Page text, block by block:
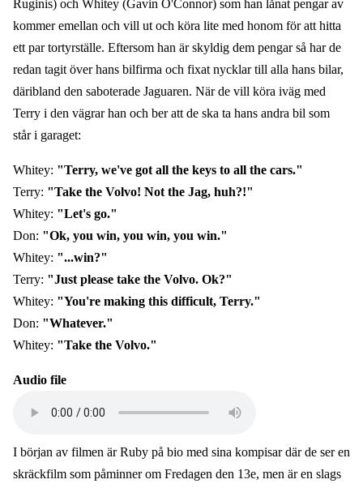
Ruginis) och Whitey (Gavin O'Connor) som han lånat pengar av
kommer emellan och vill ut och köra lite med honom för att hitta
ett par tortyrställe. Eftersom han är skyldig dem pengar så har de
redan tagit över hans bilfirma och fixat nycklar till alla hans bilar,
däribland den saboterade Jaguaren. När de vill köra iväg med
Terry i den vägrar han och ber att de ska ta hans andra bil som
står i garaget:
Whitey: "Terry, we've got all the keys to all the cars."
Terry: "Take the Volvo! Not the Jag, huh?!"
Whitey: "Let's go."
Don: "Ok, you win, you win, you win."
Whitey: "...win?"
Terry: "Just please take the Volvo. Ok?"
Whitey: "You're making this difficult, Terry."
Don: "Whatever."
Whitey: "Take the Volvo."
Audio file
I början av filmen är Ruby på bio med sina kompisar där de ser en
skräckfilm som påminner om Fredagen den 13e, men är en slags